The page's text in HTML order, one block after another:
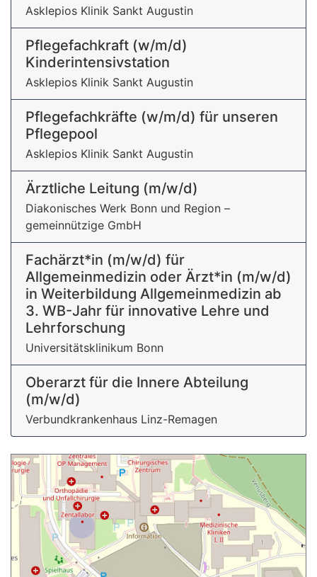
Asklepios Klinik Sankt Augustin
Pflegefachkraft (w/m/d)
Kinderintensivstation
Asklepios Klinik Sankt Augustin
Pflegefachkräfte (w/m/d) für unseren
Pflegepool
Asklepios Klinik Sankt Augustin
Ärztliche Leitung (m/w/d)
Diakonisches Werk Bonn und Region –
gemeinnützige GmbH
Fachärzt*in (m/w/d) für
Allgemeinmedizin oder Ärzt*in (m/w/d)
in Weiterbildung Allgemeinmedizin ab
3. WB-Jahr für innovative Lehre und
Lehrforschung
Universitätsklinikum Bonn
Oberarzt für die Innere Abteilung
(m/w/d)
Verbundkrankenhaus Linz-Remagen